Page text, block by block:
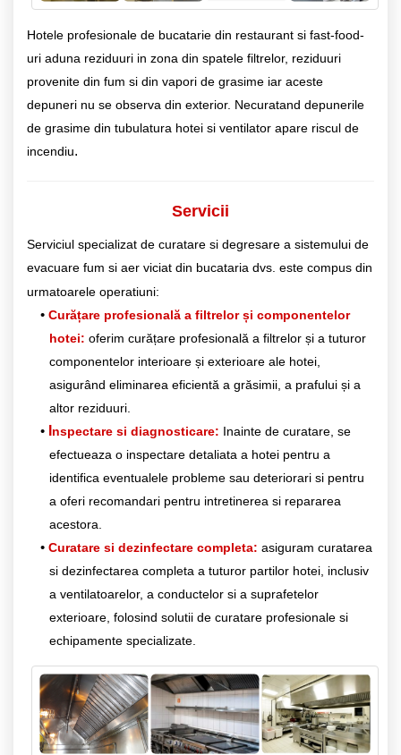
Hotele profesionale de bucatarie din restaurant si fast-food-
uri aduna reziduuri in zona din spatele filtrelor, reziduuri
provenite din fum si din vapori de grasime iar aceste
depuneri nu se observa din exterior. Necuratand depunerile
de grasime din tubulatura hotei si ventilator apare riscul de
incendiu.
Servicii
Serviciul specializat de curatare si degresare a sistemului de
evacuare fum si aer viciat din bucataria dvs. este compus din
urmatoarele operatiuni:
Curățare profesională a filtrelor și componentelor
hotei: oferim curățare profesională a filtrelor și a tuturor
componentelor interioare și exterioare ale hotei,
asigurând eliminarea eficientă a grăsimii, a prafului și a
altor reziduuri.
nspectare si diagnosticare: Inainte de curatare, se
efectueaza o inspectare detaliata a hotei pentru a
identifica eventualele probleme sau deteriorari si pentru
a oferi recomandari pentru intretinerea si repararea
acestora.
Curatare si dezinfectare completa: asiguram curatarea
si dezinfectarea completa a tuturor partilor hotei, inclusiv
a ventilatoarelor, a conductelor si a suprafetelor
exterioare, folosind solutii de curatare profesionale si
echipamente specializate.